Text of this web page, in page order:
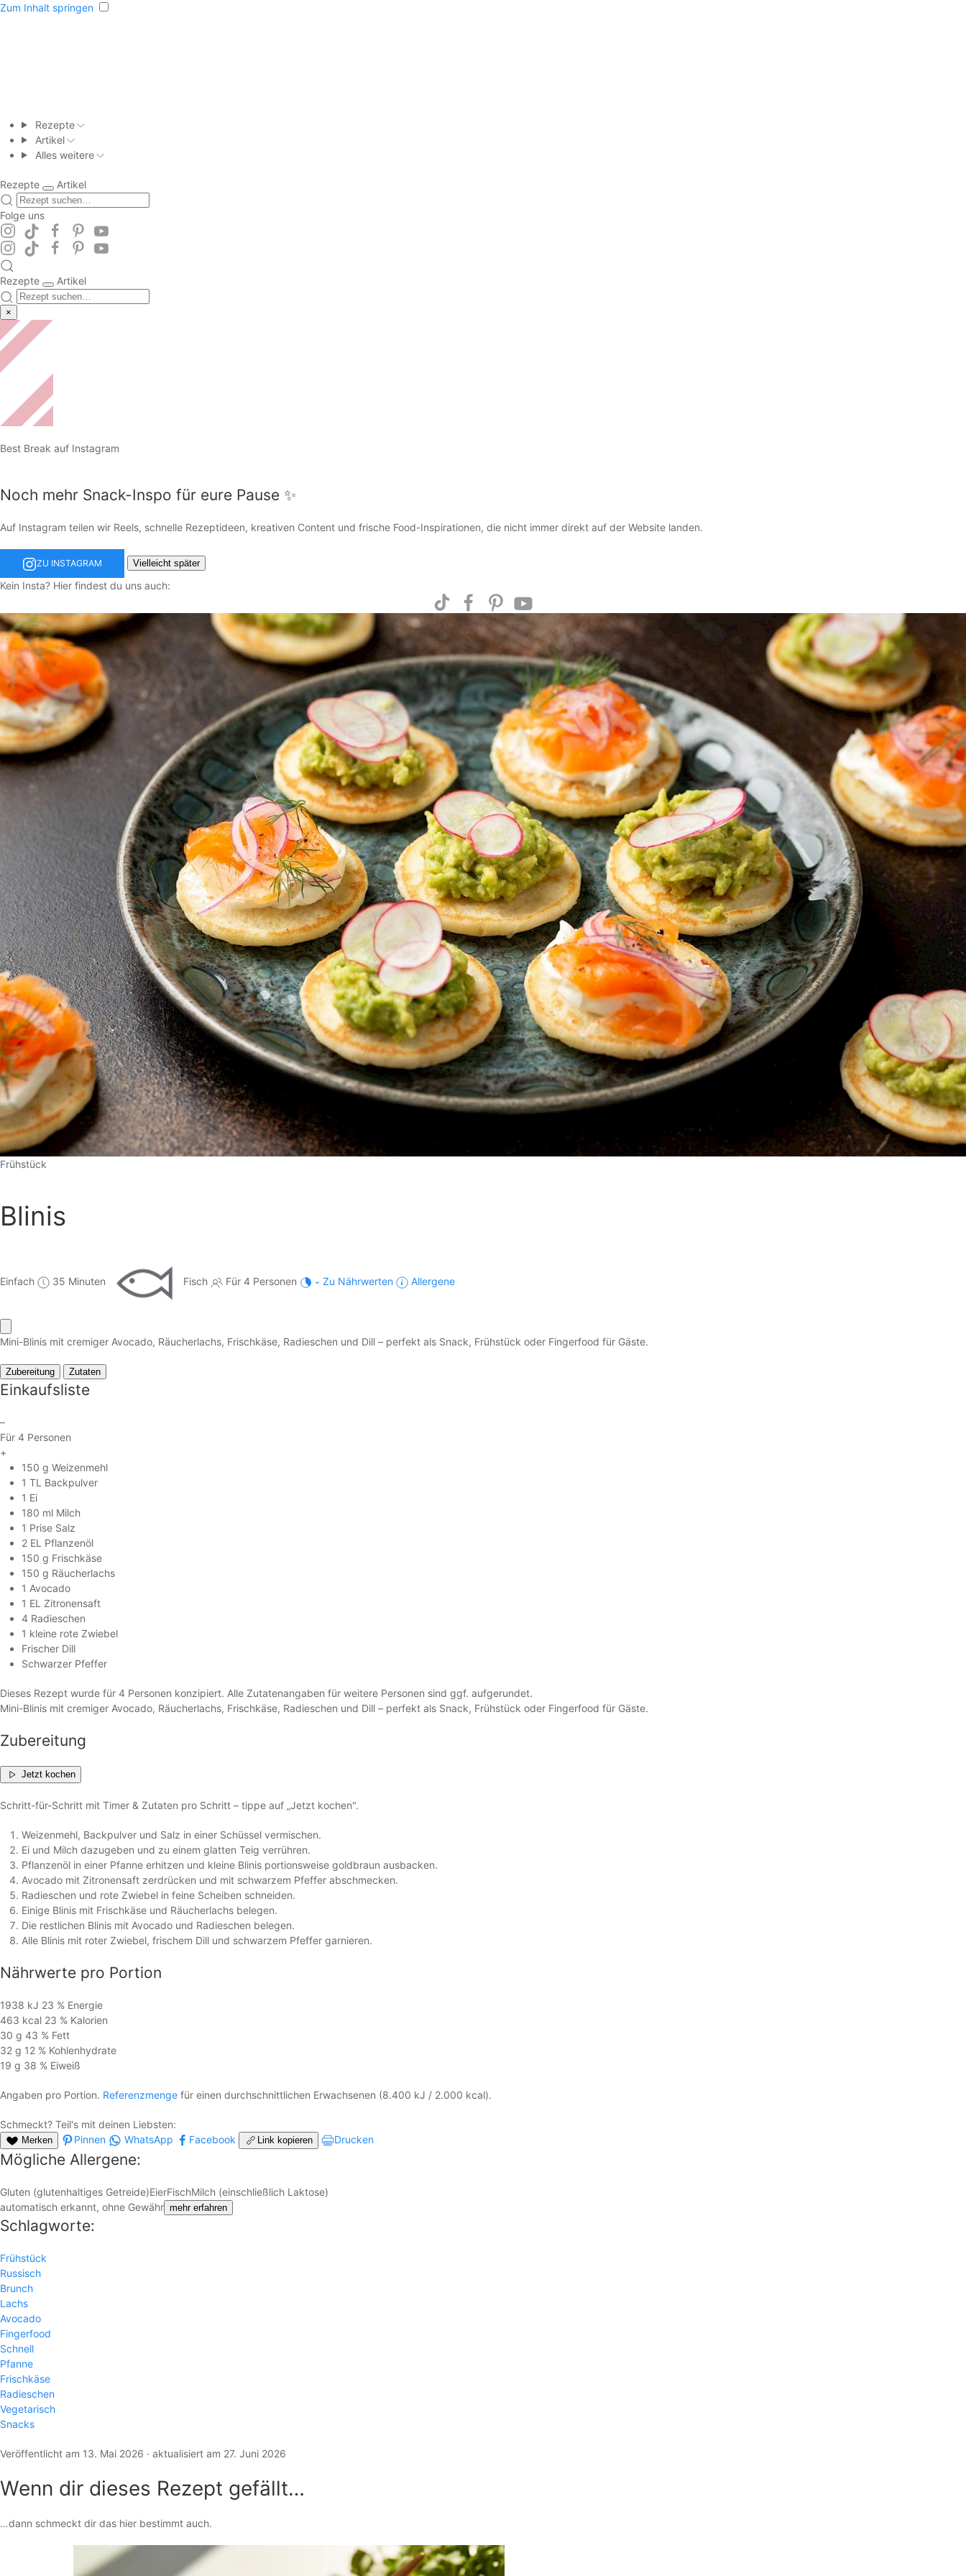
Zum Inhalt springen
Rezepte
Artikel
Alles weitere
Rezepte Artikel
Folge uns
Rezepte Artikel
×
Best Break auf Instagram
Noch mehr Snack-Inspo für eure Pause ✨
Auf Instagram teilen wir Reels, schnelle Rezeptideen, kreativen Content und frische Food-Inspirationen, die nicht immer direkt auf der Website landen.
ZU INSTAGRAM Vielleicht später
Kein Insta? Hier findest du uns auch:
Frühstück
Blinis
Einfach 35 Minuten Fisch Für 4 Personen Zu Nährwerten Allergene
Mini-Blinis mit cremiger Avocado, Räucherlachs, Frischkäse, Radieschen und Dill – perfekt als Snack, Frühstück oder Fingerfood für Gäste.
Zubereitung Zutaten
Einkaufsliste
–
Für 4 Personen
+
150 g Weizenmehl
1 TL Backpulver
1 Ei
180 ml Milch
1 Prise Salz
2 EL Pflanzenöl
150 g Frischkäse
150 g Räucherlachs
1 Avocado
1 EL Zitronensaft
4 Radieschen
1 kleine rote Zwiebel
Frischer Dill
Schwarzer Pfeffer
Dieses Rezept wurde für 4 Personen konzipiert. Alle Zutatenangaben für weitere Personen sind ggf. aufgerundet.
Mini-Blinis mit cremiger Avocado, Räucherlachs, Frischkäse, Radieschen und Dill – perfekt als Snack, Frühstück oder Fingerfood für Gäste.
Zubereitung
Jetzt kochen
Schritt-für-Schritt mit Timer & Zutaten pro Schritt – tippe auf „Jetzt kochen".
Weizenmehl, Backpulver und Salz in einer Schüssel vermischen.
Ei und Milch dazugeben und zu einem glatten Teig verrühren.
Pflanzenöl in einer Pfanne erhitzen und kleine Blinis portionsweise goldbraun ausbacken.
Avocado mit Zitronensaft zerdrücken und mit schwarzem Pfeffer abschmecken.
Radieschen und rote Zwiebel in feine Scheiben schneiden.
Einige Blinis mit Frischkäse und Räucherlachs belegen.
Die restlichen Blinis mit Avocado und Radieschen belegen.
Alle Blinis mit roter Zwiebel, frischem Dill und schwarzem Pfeffer garnieren.
Nährwerte pro Portion
1938 kJ 23 % Energie
463 kcal 23 % Kalorien
30 g 43 % Fett
32 g 12 % Kohlen­hydrate
19 g 38 % Eiweiß
Angaben pro Portion. Referenzmenge für einen durchschnittlichen Erwachsenen (8.400 kJ / 2.000 kcal).
Schmeckt? Teil's mit deinen Liebsten:
Merken Pinnen WhatsApp Facebook Link kopieren Drucken
Mögliche Allergene:
Gluten (glutenhaltiges Getreide)EierFischMilch (einschließlich Laktose)
automatisch erkannt, ohne Gewähr mehr erfahren
Schlagworte:
Frühstück
Russisch
Brunch
Lachs
Avocado
Fingerfood
Schnell
Pfanne
Frischkäse
Radieschen
Vegetarisch
Snacks
Veröffentlicht am 13. Mai 2026 · aktualisiert am 27. Juni 2026
Wenn dir dieses Rezept gefällt…
…dann schmeckt dir das hier bestimmt auch.